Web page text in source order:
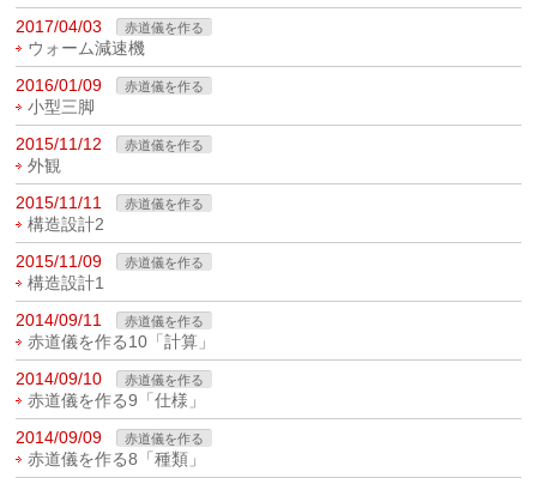
2017/04/03
赤道儀を作る
ウォーム減速機
2016/01/09
赤道儀を作る
小型三脚
2015/11/12
赤道儀を作る
外観
2015/11/11
赤道儀を作る
構造設計2
2015/11/09
赤道儀を作る
構造設計1
2014/09/11
赤道儀を作る
赤道儀を作る10「計算」
2014/09/10
赤道儀を作る
赤道儀を作る9「仕様」
2014/09/09
赤道儀を作る
赤道儀を作る8「種類」